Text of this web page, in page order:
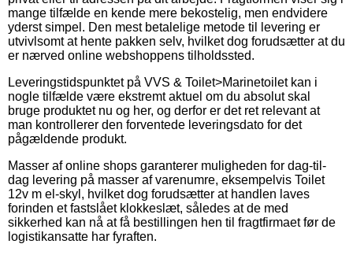
mange tilfælde en kende mere bekostelig, men endvidere
yderst simpel. Den mest betalelige metode til levering er
utvivlsomt at hente pakken selv, hvilket dog forudsætter at du
er nærved online webshoppens tilholdssted.
Leveringstidspunktet på VVS & Toilet>Marinetoilet kan i
nogle tilfælde være ekstremt aktuel om du absolut skal
bruge produktet nu og her, og derfor er det ret relevant at
man kontrollerer den forventede leveringsdato for det
pågældende produkt.
Masser af online shops garanterer muligheden for dag-til-
dag levering på masser af varenumre, eksempelvis Toilet
12v m el-skyl, hvilket dog forudsætter at handlen laves
forinden et fastslået klokkeslæt, således at de med
sikkerhed kan nå at få bestillingen hen til fragtfirmaet før de
logistikansatte har fyraften.